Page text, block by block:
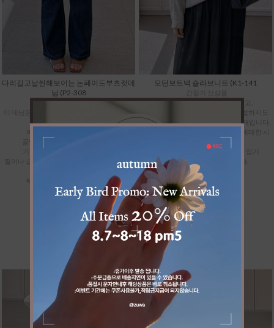
다리길고날씬해보이는 논페이드부츠컷데
님 (P2-308
:간절기 신상품
서
힐이나 굽이 살짝 있는 운동화랑 매치해 주시
부츠컷 특유의 과한 느낌 없이
아주 세련되고 길
(12,000할인)
모던보트넥 슬라브니트 (K1-141
:간절기 신상품
너무 가벼운 여름옷 같지도 않고,
않은 딱 그 중간의 산뜻한 아크릴 소재입니다.
날씨가 갑자기 훅 시원해지지 않는 애매한 시
반팔 대신 분위기 내며 매치해서 입기
너무 좋은 쾌적한 니트입니다.
39,900
31,900
(8,000할인)